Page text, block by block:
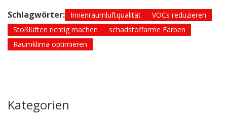
Schlagwörter:
Innenraumluftqualität
VOCs reduzieren
Stoßlüften richtig machen
schadstoffarme Farben
Raumklima optimieren
Kategorien